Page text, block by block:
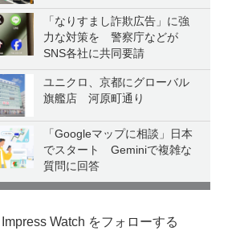
「なりすまし詐欺広告」に強
力な対策を 警察庁などが
SNS各社に共同要請
ユニクロ、京都にグローバル
旗艦店 河原町通り
「Googleマップに相談」日本
でスタート Geminiで複雑な
質問に回答
Impress Watch をフォローする